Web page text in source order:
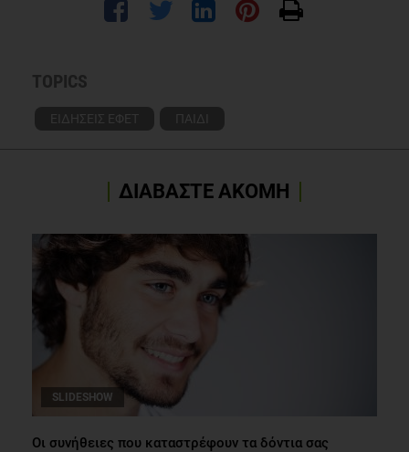
TOPICS
ΕΙΔΗΣΕΙΣ ΕΦΕΤ ΠΑΙΔΙ
ΔΙΑΒΑΣΤΕ ΑΚΟΜΗ
SLIDESHOW
Oι συνήθειες που καταστρέφουν τα δόντια σας